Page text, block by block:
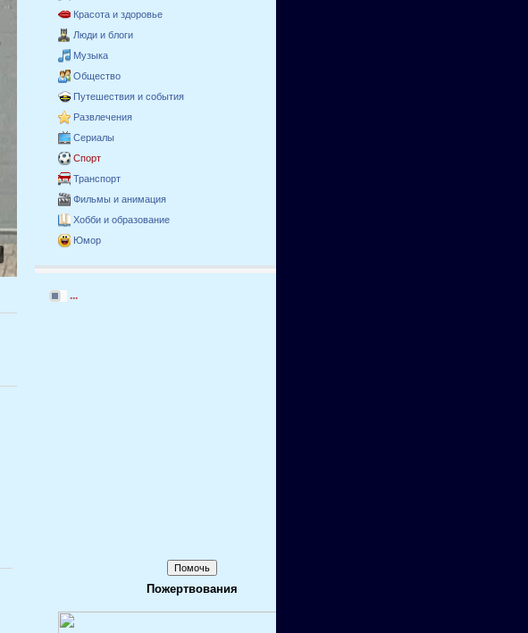
Красота и здоровье
Люди и блоги
Музыка
Общество
Путешествия и события
Развлечения
Сериалы
Спорт
Транспорт
Фильмы и анимация
Хобби и образование
Юмор
...
Пожертвования